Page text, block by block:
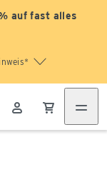
auf fast alles